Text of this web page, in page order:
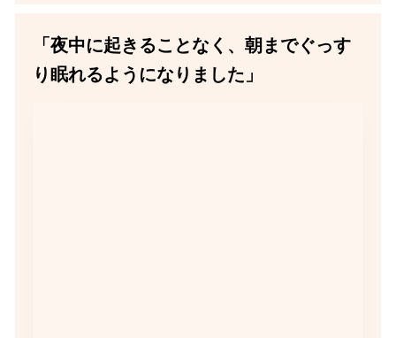
「夜中に起きることなく、朝までぐっす
り眠れるようになりました」